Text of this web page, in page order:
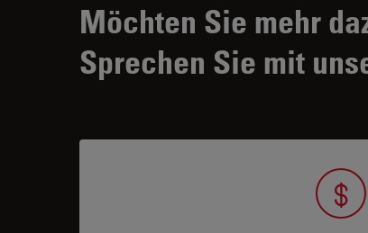
Möchten Sie mehr
Sprechen Sie mit